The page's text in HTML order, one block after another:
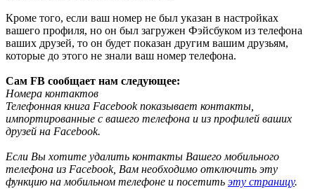
Кроме того, если ваш номер не был указан в настройках
вашего профиля, но он был загружен Фэйсбуком из телефона
ваших друзей, то он будет показан другим вашим друзьям,
которые до этого не знали ваш номер телефона.
Сам FB сообщает нам следующее:
Номера контактов
Телефонная книга Facebook показывает контакты,
импортированные с вашего телефона и из профилей ваших
друзей на Facebook.
Если Вы хотите удалить контакты Вашего мобильного
телефона из Facebook, Вам необходимо отключить эту
функцию на мобильном телефоне и посетить эту страницу.